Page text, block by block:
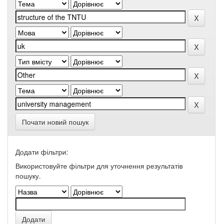
Почати новий пошук
Додати фільтри:
Використовуйте фільтри для уточнення результатів
пошуку.